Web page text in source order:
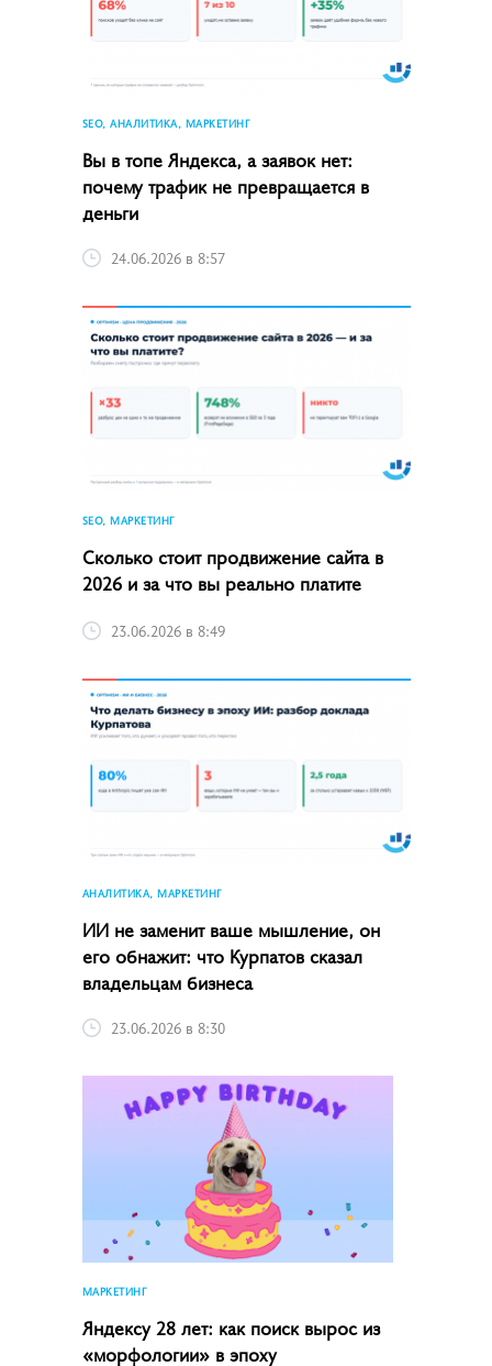
SEO, АНАЛИТИКА, МАРКЕТИНГ
Вы в топе Яндекса, а заявок нет:
почему трафик не превращается в
деньги
24.06.2026 в 8:57
SEO, МАРКЕТИНГ
Сколько стоит продвижение сайта в
2026 и за что вы реально платите
23.06.2026 в 8:49
АНАЛИТИКА, МАРКЕТИНГ
ИИ не заменит ваше мышление, он
его обнажит: что Курпатов сказал
владельцам бизнеса
23.06.2026 в 8:30
МАРКЕТИНГ
Яндексу 28 лет: как поиск вырос из
«морфологии» в эпоху